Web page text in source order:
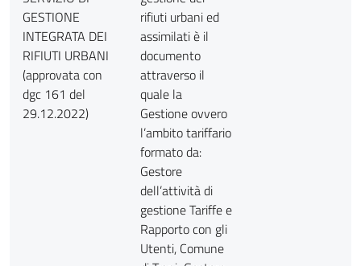
GESTIONE
INTEGRATA DEI
RIFIUTI URBANI
(approvata con
dgc 161 del
29.12.2022)
rifiuti urbani ed
assimilati è il
documento
attraverso il
quale la
Gestione ovvero
l’ambito tariffario
formato da:
Gestore
dell’attività di
gestione Tariffe e
Rapporto con gli
Utenti, Comune